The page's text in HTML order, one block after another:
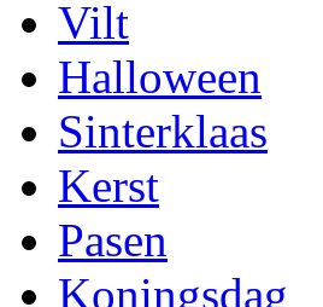
Vilt
Halloween
Sinterklaas
Kerst
Pasen
Koningsdag